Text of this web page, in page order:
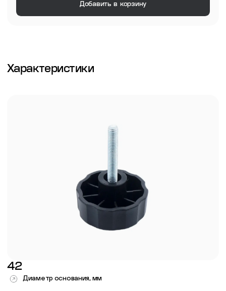
Добавить в корзину
Характеристики
42
Диаметр основания, мм